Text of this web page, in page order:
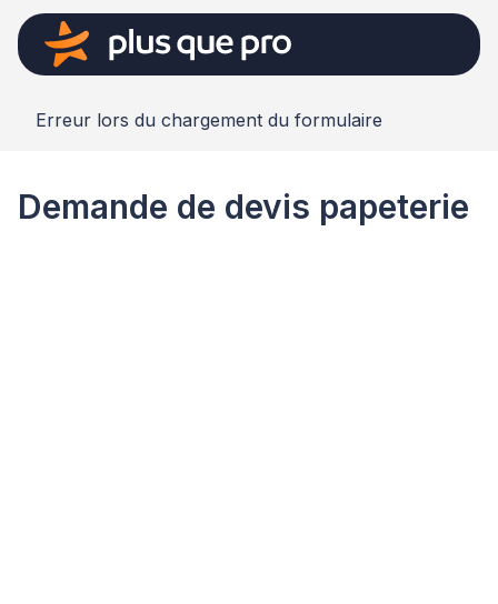
Erreur lors du chargement du formulaire
Demande de devis papeterie